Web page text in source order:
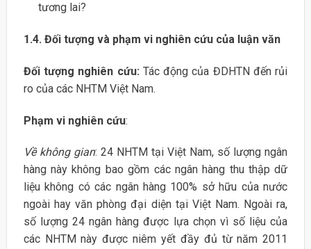
tương lai?
1.4. Đối tượng và phạm vi nghiên cứu của luận văn
Đối tượng nghiên cứu: Tác động của ĐDHTN đến rủi
ro của các NHTM Việt Nam.
Phạm vi nghiên cứu:
Về không gian: 24 NHTM tại Việt Nam, số lượng ngân
hàng này không bao gồm các ngân hàng thu thập dữ
liệu không có các ngân hàng 100% sở hữu của nước
ngoài hay văn phòng đại diện tại Việt Nam. Ngoài ra,
số lượng 24 ngân hàng được lựa chọn vì số liệu của
các NHTM này được niêm yết đầy đủ từ năm 2011